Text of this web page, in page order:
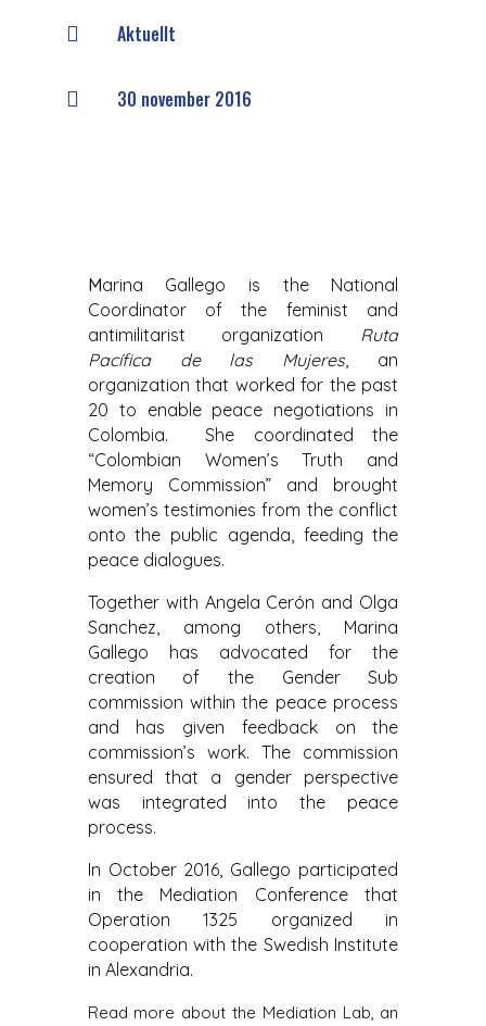
 Aktuellt
 30 november 2016
Marina Gallego is the National
Coordinator of the feminist and
antimilitarist organization Ruta
Pacífica de las Mujeres, an
organization that worked for the past
20 to enable peace negotiations in
Colombia. She coordinated the
“Colombian Women’s Truth and
Memory Commission” and brought
women’s testimonies from the conflict
onto the public agenda, feeding the
peace dialogues.
Together with Angela Cerón and Olga
Sanchez, among others, Marina
Gallego has advocated for the
creation of the Gender Sub
commission within the peace process
and has given feedback on the
commission’s work. The commission
ensured that a gender perspective
was integrated into the peace
process.
In October 2016, Gallego participated
in the Mediation Conference that
Operation 1325 organized in
cooperation with the Swedish Institute
in Alexandria.
Read more about the Mediation Lab, an